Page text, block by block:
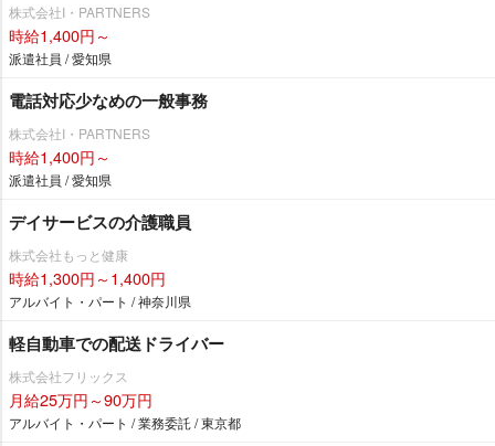
株式会社I・PARTNERS
時給1,400円～
派遣社員 / 愛知県
電話対応少なめの一般事務
株式会社I・PARTNERS
時給1,400円～
派遣社員 / 愛知県
デイサービスの介護職員
株式会社もっと健康
時給1,300円～1,400円
アルバイト・パート / 神奈川県
軽自動車での配送ドライバー
株式会社フリックス
月給25万円～90万円
アルバイト・パート / 業務委託 / 東京都